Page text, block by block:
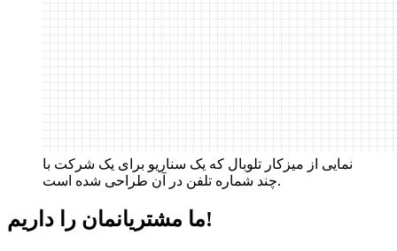
نمایی از میزکار تلوبال که یک سناریو برای یک شرکت با
چند شماره تلفن در آن طراحی شده است.
ما مشتریانمان راداریم!